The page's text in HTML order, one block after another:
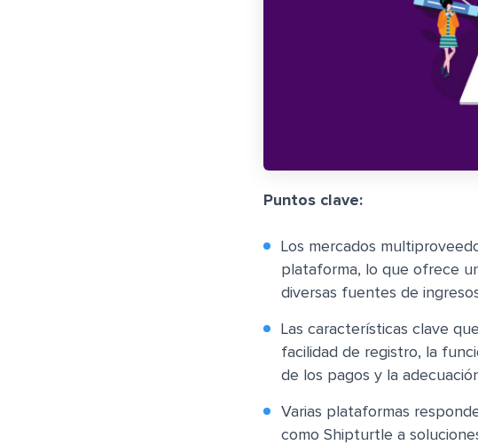
Puntos clave:
Los mercados
plataforma, lo que ofrece
diversas fuentes de
Las características clave
facilidad de registro, la
de los pagos y la
Varias plataformas
como Shipturtle a